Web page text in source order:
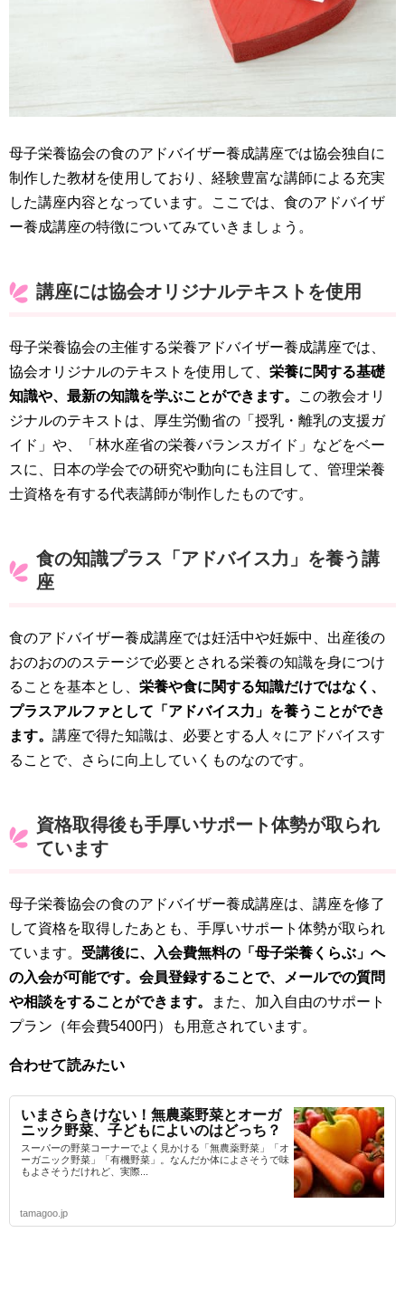
母子栄養協会の食のアドバイザー養成講座では協会独自に
制作した教材を使用しており、経験豊富な講師による充実
した講座内容となっています。ここでは、食のアドバイザ
ー養成講座の特徴についてみていきましょう。
講座には協会オリジナルテキストを使用
母子栄養協会の主催する栄養アドバイザー養成講座では、
協会オリジナルのテキストを使用して、 栄養に関する基礎
知識や、最新の知識を学ぶことができます。
この教会オリ
ジナルのテキストは、厚生労働省の「授乳・離乳の支援ガ
イド」や、「林水産省の栄養バランスガイド」などをベー
スに、日本の学会での研究や動向にも注目して、管理栄養
士資格を有する代表講師が制作したものです。
食の知識プラス「アドバイス力」を養う講
座
食のアドバイザー養成講座では妊活中や妊娠中、出産後の
おのおののステージで必要とされる栄養の知識を身につけ
ることを基本とし、 栄養や食に関する知識だけではなく、
プラスアルファとして「アドバイス力」を養うことができ
ます。 講座で得た知識は、必要とする人々にアドバイスす
ることで、さらに向上していくものなのです。
資格取得後も手厚いサポート体勢が取られ
ています
母子栄養協会の食のアドバイザー養成講座は、講座を修了
して資格を取得したあとも、手厚いサポート体勢が取られ
ています。 受講後に、入会費無料の「母子栄養くらぶ」へ
の入会が可能です。会員登録することで、メールでの質問
や相談をすることができます。
また、加入自由のサポート
プラン（年会費5400円）も用意されています。
合わせて読みたい
いまさらきけない！無農薬野菜とオーガ
ニック野菜、子どもによいのはどっち？
スーパーの野菜コーナーでよく見かける「無農薬野菜」「オ
ーガニック野菜」「有機野菜」。なんだか体によさそうで味
もよさそうだけれど、実際...
tamagoo.jp